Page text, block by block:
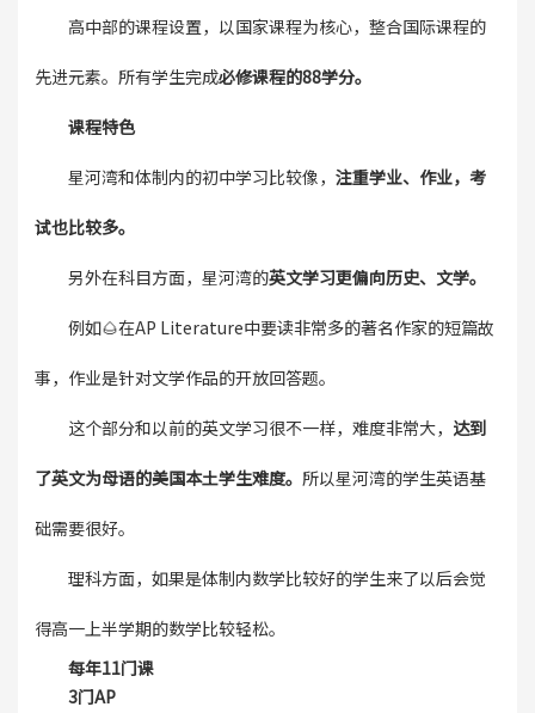
高中部的课程设置，以国家课程为核心，整合国际课程的
先进元素。所有学生完成必修课程的88学分。
课程特色
星河湾和体制内的初中学习比较像， 注重学业、作业，考
试也比较多。
另外在科目方面，星河湾的英文学习更偏向历史、文学。
例如🌰在AP Literature中要读非常多的著名作家的短篇故
事，作业是针对文学作品的开放回答题。
这个部分和以前的英文学习很不一样，难度非常大， 达到
了英文为母语的美国本土学生难度。 所以星河湾的学生英语基
础需要很好。
理科方面，如果是体制内数学比较好的学生来了以后会觉
得高一上半学期的数学比较轻松。
每年11门课
3门AP